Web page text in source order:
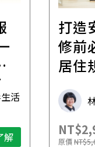
活
解
打造
修前
居住
原價